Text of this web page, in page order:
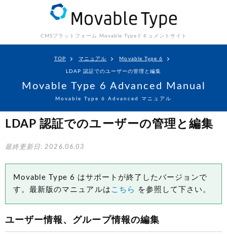
CMSプラットフォーム Movable Type ドキュメントサイト
TOP マニュアル Movable Type 6
LDAP 認証でのユーザーの管理と編集
Movable Type 6 Advanced Manual
Movable Type 6 Advanced マニュアル
LDAP 認証でのユーザーの管理と編集
最終更新日: 2026.06.03
Movable Type 6 はサポートが終了したバージョンで
す。最新版のマニュアルは こちら を参照して下さい。
ユーザー情報、グループ情報の編集